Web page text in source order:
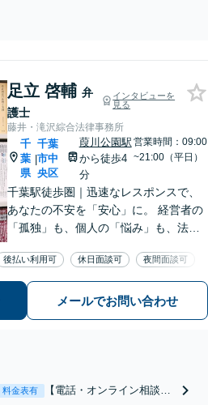
が滞り、生活がままな
もお受けいたします。
自己破産、個人再生、
任意整理から、最適な
方法を一緒に考えまし
ょう【分割払い可】
足立 啓輔 弁
護士
インタビューを
見る
藤井・滝沢綜合法律事務所
千
葉
県
|
千葉
市中
央区
葭川公園駅
から徒歩4
分
営業時間：09:00
~21:00（平日）
千葉駅徒歩圏｜迅速なレスポンスで、
あなたの不安を「安心」に。 経営者の
「孤独」も、個人の「悩み」も、法務
務】法務と経営のダブル顧問 【労働問
題】不当解雇・残業代請求 【債務整
理】明日からの督促をストップ
後払い利用可 休日面談可 夜間面談可
メールでお問い合わせ
料金表有
【電話・オンライン相談